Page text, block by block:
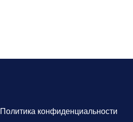
Политика конфиденциальности